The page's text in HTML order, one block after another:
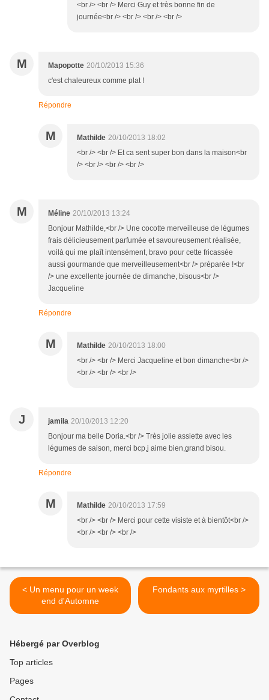
<br /> <br /> Merci Guy et très bonne fin de
journée<br /> <br /> <br /> <br />
M Mapopotte 20/10/2013 15:36
c'est chaleureux comme plat !
Répondre
M Mathilde 20/10/2013 18:02
<br /> <br /> Et ca sent super bon dans la maison<br
/> <br /> <br /> <br />
M Méline 20/10/2013 13:24
Bonjour Mathilde,<br /> Une cocotte merveilleuse de légumes
frais délicieusement parfumée et savoureusement réalisée,
voilà qui me plaît intensément, bravo pour cette fricassée
aussi gourmande que merveilleusement<br /> préparée !<br
/> une excellente journée de dimanche, bisous<br />
Jacqueline
Répondre
M Mathilde 20/10/2013 18:00
<br /> <br /> Merci Jacqueline et bon dimanche<br />
<br /> <br /> <br />
J jamila 20/10/2013 12:20
Bonjour ma belle Doria.<br /> Très jolie assiette avec les
légumes de saison, merci bcp,j aime bien,grand bisou.
Répondre
M Mathilde 20/10/2013 17:59
<br /> <br /> Merci pour cette visiste et à bientôt<br />
<br /> <br /> <br />
< Un menu pour un week
end d'Automne
Fondants aux myrtilles >
Hébergé par Overblog
Top articles
Pages